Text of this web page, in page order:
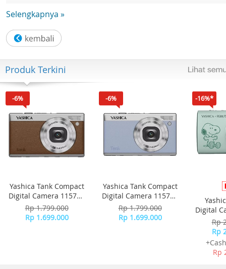
olahragaMode multi-olahraga
perjalanan kebugaran Anda.
Analisis metrik terperinci seperti kalori yang terbakar,
durasi, dan detak jantung untuk mendorong kemajuan
Anda
Tahan Air 3ATM
Benamkan diri Anda dalam setiap petualangan dengan
ketahanan air 3 ATM. Baik saat Anda kehujanan atau
berkeringat, JELLY adalah teman setia Anda
Selengkapnya »
Produk Terkini
-6%
Yashica Tank Compact
Digital Camera 115755
- Brown
Rp 1.799.000
Rp 1.699.000
-6%
Yashica Tank Compact
Digital Camera 115756
- Sky Blue
Rp 1.799.000
Rp 1.699.000
-16%*
Digital
Rp
Rp
Rp